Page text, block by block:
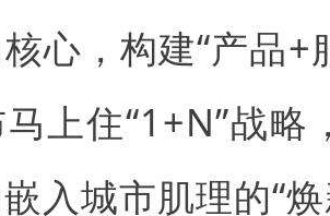
心，构建“产品
上住“1+N”战略
入城市肌理的“